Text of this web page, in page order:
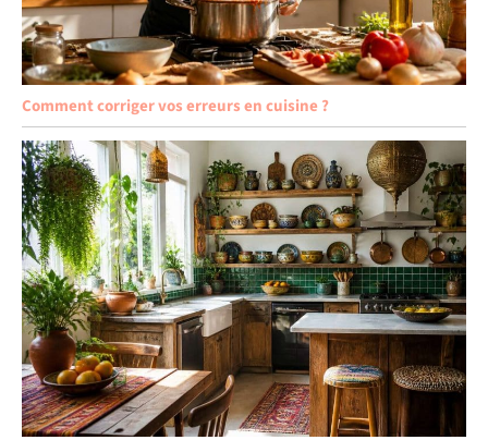
Comment corriger vos erreurs en cuisine ?